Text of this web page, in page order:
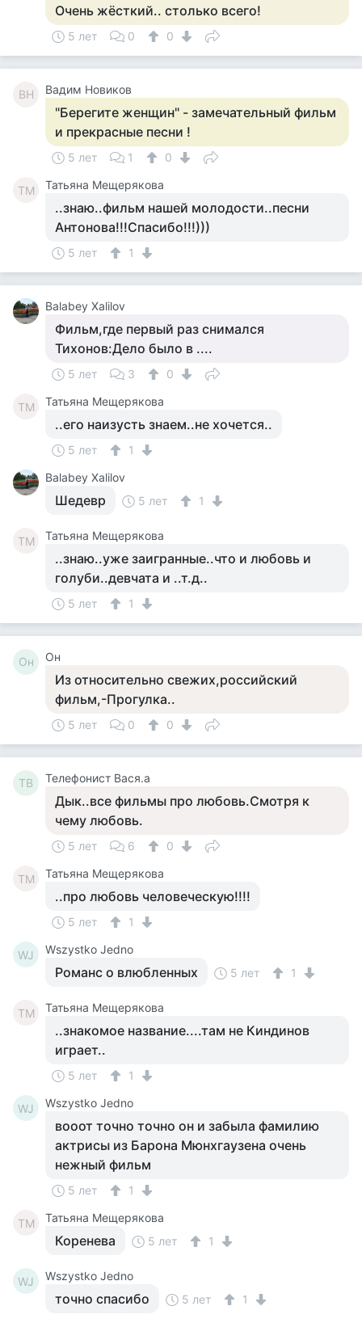
Очень жёсткий.. столько всего!
5 лет 0 0
ВН Вадим Новиков
"Берегите женщин" - замечательный фильм
и прекрасные песни !
5 лет 1 0
ТМ Татьяна Мещерякова
..знаю..фильм нашей молодости..песни
Антонова!!!Спасибо!!!)))
5 лет 1
Balabey Xalilov
Фильм,где первый раз снимался
Тихонов:Дело было в ....
5 лет 3 0
ТМ Татьяна Мещерякова
..его наизусть знаем..не хочется..
5 лет
1
Balabey Xalilov
Шедевр 5 лет 1
ТМ Татьяна Мещерякова
..знаю..уже заигранные..что и любовь и
голуби..девчата и ..т.д..
5 лет 1
Он Он
Из относительно свежих,российский
фильм,-Прогулка..
5 лет 0 0
ТВ Телефонист Вася.а
Дык..все фильмы про любовь.Смотря к
чему любовь.
5 лет 6 0
ТМ Татьяна Мещерякова
..про любовь человеческую!!!!
5 лет 1
WJ Wszystko Jedno
Романс о влюбленных 5 лет 1
ТМ Татьяна Мещерякова
..знакомое название....там не Киндинов
играет..
5 лет 1
WJ Wszystko Jedno
вооот точно точно он и забыла фамилию
актрисы из Барона Мюнхгаузена очень
нежный фильм
5 лет 1
ТМ Татьяна Мещерякова
Коренева 5 лет 1
WJ Wszystko Jedno
точно спасибо 5 лет 1